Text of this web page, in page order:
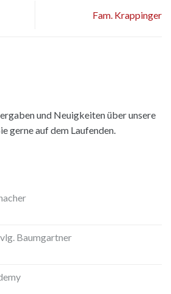
Fam. Krappinger
und Neuigkeiten über unsere
gerne auf dem Laufenden.
Baumgartner